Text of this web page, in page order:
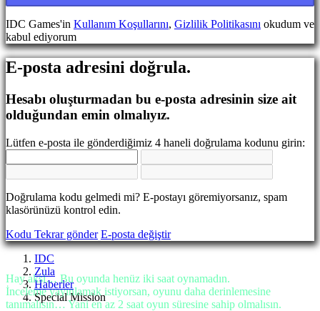
Dil
değiştir
AR
BS
CS
DE
EL
EN
FI
JA
KO
NO
PL
RO
RU
SR
IDC Games'in Kullanım Koşullarını, Gizlilik Politikasını okudum ve
kabul ediyorum
E-posta adresini doğrula.
Hesabı oluşturmadan bu e-posta adresinin size ait
olduğundan emin olmalıyız.
Lütfen e-posta ile gönderdiğimiz 4 haneli doğrulama kodunu girin:
Doğrulama kodu gelmedi mi? E-postayı göremiyorsanız, spam
klasörünüzü kontrol edin.
Kodu Tekrar gönder E-posta değiştir
IDC
Zula
Haberler
Special Mission
Hay aksi… Bu oyunda henüz iki saat oynamadın.
İnceleme yayınlamak istiyorsan, oyunu daha derinlemesine
tanımalısın… Yani en az 2 saat oyun süresine sahip olmalısın.